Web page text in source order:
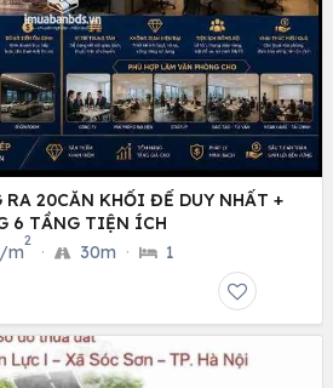
20CĂN KHỐI ĐẾ DUY NHẤT +
6 TẦNG TIỆN ÍCH
m
2
· 30m · 1